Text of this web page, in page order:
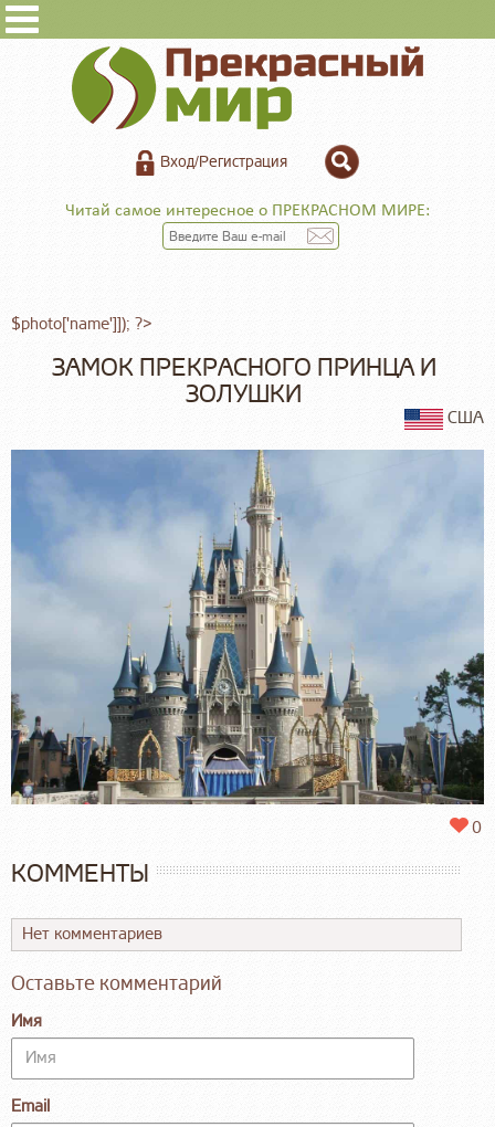
Вход/Регистрация
Читай самое интересное о ПРЕКРАСНОМ МИРЕ:
$photo['name']]); ?>
ЗАМОК ПРЕКРАСНОГО ПРИНЦА И
ЗОЛУШКИ
США
0
КОММЕНТЫ
Нет комментариев
Оставьте комментарий
Имя
Email